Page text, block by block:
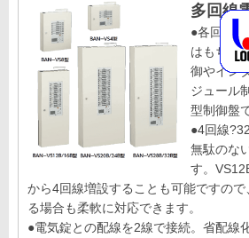
多回線
●各回線
はもちろ
御やイン
ジュール
型制御盤
●4回線
無駄のな
す。
から4回線増設することも可能ですの
る場合も柔軟に対応できます。
●電気錠との配線を2線で接続。省配線